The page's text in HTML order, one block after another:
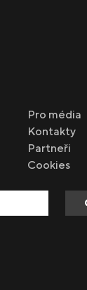
Pro média
Kontakty
Partneři
Cookies